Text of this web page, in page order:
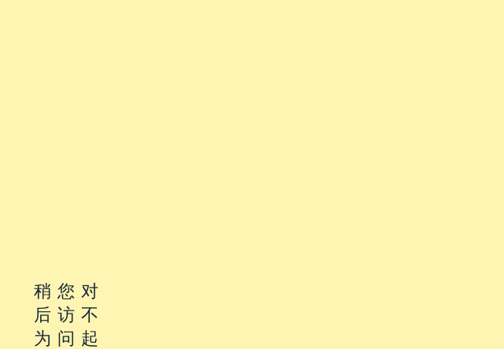
稍
后
为
您
访
问
对
不
起